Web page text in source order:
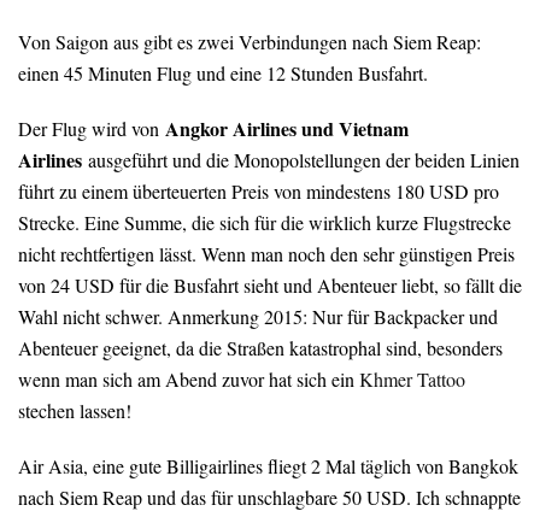
Von Saigon aus gibt es zwei Verbindungen nach Siem Reap:
einen 45 Minuten Flug und eine 12 Stunden Busfahrt.
Der Flug wird von Angkor Airlines und Vietnam
Airlines ausgeführt und die Monopolstellungen der beiden Linien
führt zu einem überteuerten Preis von mindestens 180 USD pro
Strecke. Eine Summe, die sich für die wirklich kurze Flugstrecke
nicht rechtfertigen lässt. Wenn man noch den sehr günstigen Preis
von 24 USD für die Busfahrt sieht und Abenteuer liebt, so fällt die
Wahl nicht schwer. Anmerkung 2015: Nur für Backpacker und
Abenteuer geeignet, da die Straßen katastrophal sind, besonders
wenn man sich am Abend zuvor hat sich ein Khmer Tattoo
stechen lassen!
Air Asia, eine gute Billigairlines fliegt 2 Mal täglich von Bangkok
nach Siem Reap und das für unschlagbare 50 USD. Ich schnappte